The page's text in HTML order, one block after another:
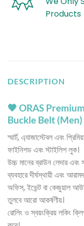
Products
DESCRIPTION
🖤 ORAS
Buckle Belt (Men)
স্মার্ট, এ্যাজাস্টেবল এবং
ফাইনিশড এবং স্টাইলিশ লুক।
উচ্চ মানের ব্রাউন লেদার এবং
ব্যবহারে দীর্ঘস্থায়ী এবং
অফিস, ইভেন্ট বা কেজুয়াল
তুলবে আরো আকর্ষণীয়।
রোলিং ও স্বয়ংক্রিয় লকিং